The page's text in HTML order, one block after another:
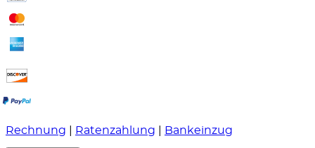
Rechnung Ratenzahlung Bankeinzug